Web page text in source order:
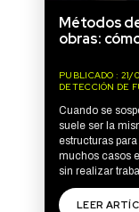
Métodos
obras:
PUBLICADO : 21/
DETECCIÓN DE
Cuando se
suele ser la
estructuras
muchos casos
sin realizar
LEER